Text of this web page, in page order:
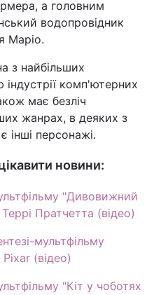
а головним
водопровідник
Маріо.
з найбільших
індустрії комп'ютерних
має безліч
жанрах, в деяких з
інші персонажі.
новини:
"Дивовижний
Пратчетта (відео)
мультфільму
Pixar (відео)
"Кіт у чоботях